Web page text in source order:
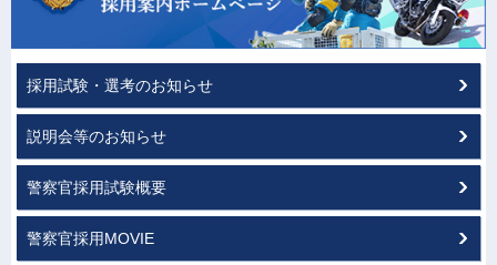
採用試験・選考のお知らせ
説明会等のお知らせ
警察官採用試験概要
警察官採用MOVIE